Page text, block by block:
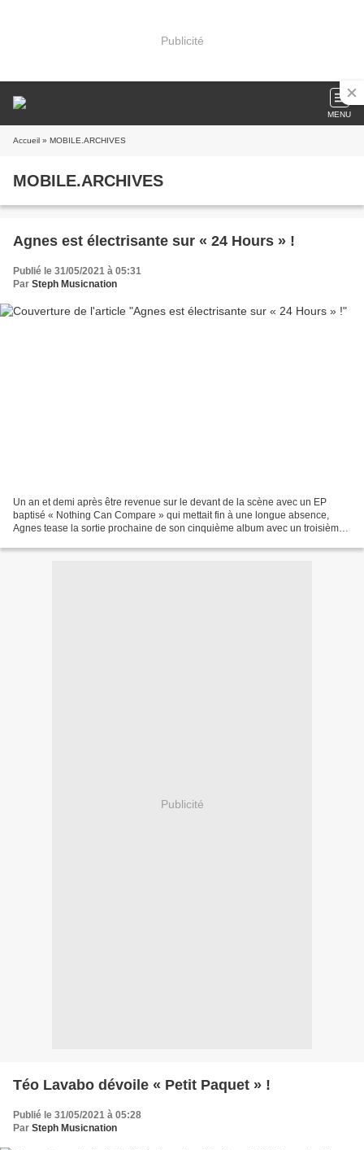
Publicité
MENU
Accueil » MOBILE.ARCHIVES
MOBILE.ARCHIVES
Agnes est électrisante sur « 24 Hours » !
Publié le 31/05/2021 à 05:31
Par Steph Musicnation
Un an et demi après être revenue sur le devant de la scène avec un EP
baptisé « Nothing Can Compare » qui mettait fin à une longue absence,
Agnes tease la sortie prochaine de son cinquième album avec un troisième
Publicité
Téo Lavabo dévoile « Petit Paquet » !
Publié le 31/05/2021 à 05:28
Par Steph Musicnation